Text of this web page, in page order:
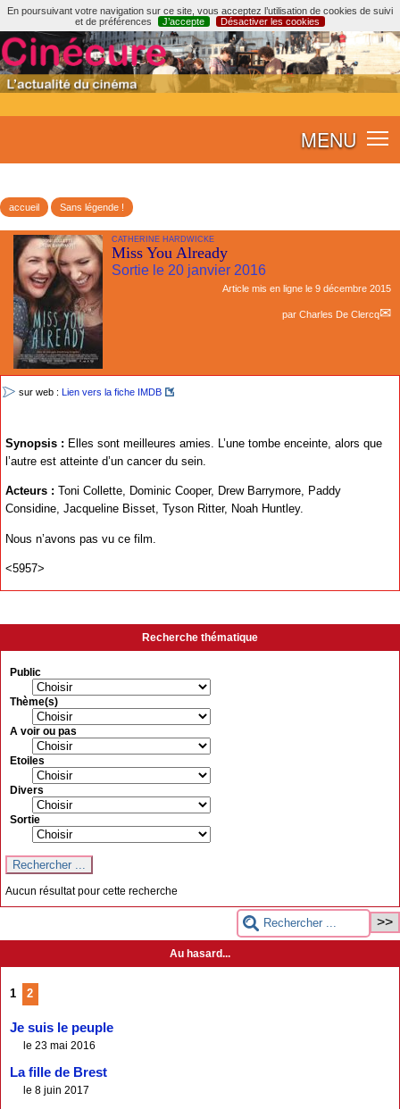
En poursuivant votre navigation sur ce site, vous acceptez l’utilisation de cookies de suivi
et de préférences
J’accepte Désactiver les cookies
MENU
accueil Sans légende !
CATHERINE HARDWICKE
Miss You Already
Sortie le 20 janvier 2016
Article mis en ligne le 9 décembre 2015
par Charles De Clercq
sur web : Lien vers la fiche IMDB
Synopsis : Elles sont meilleures amies. L’une tombe enceinte, alors que
l’autre est atteinte d’un cancer du sein.
Acteurs : Toni Collette, Dominic Cooper, Drew Barrymore, Paddy
Considine, Jacqueline Bisset, Tyson Ritter, Noah Huntley.
Nous n’avons pas vu ce film.
<5957>
Recherche thématique
Public
Thème(s)
A voir ou pas
Etoiles
Divers
Sortie
Aucun résultat pour cette recherche
Au hasard...
1 2
Je suis le peuple
le 23 mai 2016
La fille de Brest
le 8 juin 2017